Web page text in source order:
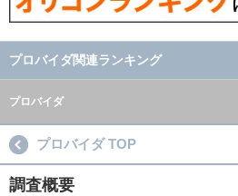
プロバイダ関連ランキング
プロバイダ
プロバイダ TOP
調査概要